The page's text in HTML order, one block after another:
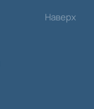
Наверх